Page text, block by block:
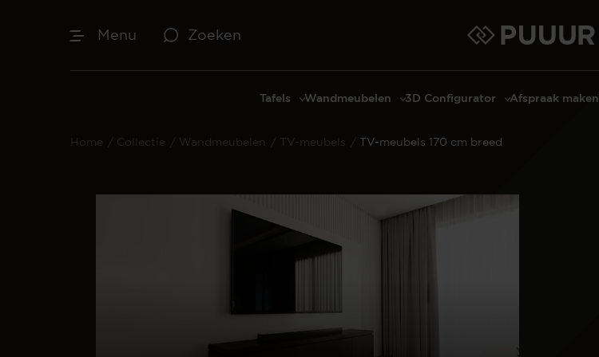
Menu Zoeken
Tafels Wandmeubelen
Vakkenkasten
3D Configurator
3D TV-Paneel configurator
Afspraak maken
Home / Collectie / Wandmeubelen / TV-meubels / TV-meubels 170 cm breed